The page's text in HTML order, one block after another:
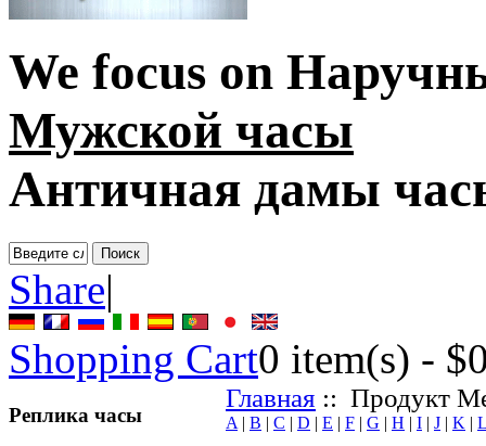
We focus on
Мужской часы
Античная дамы
Share|
Shopping Cart0 item(s) -
Реплика часы
Главная :: Продукт
A | B | C | D | E | F | G | H | I | J | K | L